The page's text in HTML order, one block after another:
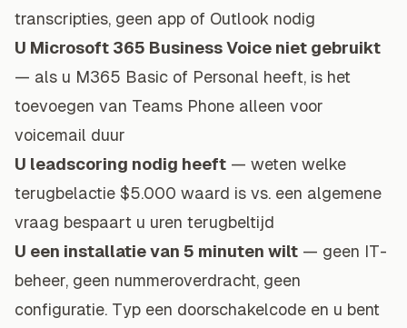
transcripties, geen app of Outlook nodig
U Microsoft 365 Business Voice niet gebruikt
— als u M365 Basic of Personal heeft, is het
toevoegen van Teams Phone alleen voor
voicemail duur
U leadscoring nodig heeft — weten welke
terugbelactie $5.000 waard is vs. een algemene
vraag bespaart u uren terugbeltijd
U een installatie van 5 minuten wilt — geen IT-
beheer, geen nummeroverdracht, geen
configuratie. Typ een doorschakelcode en u bent